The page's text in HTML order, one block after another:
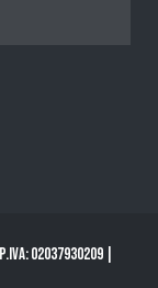
02037930209 |